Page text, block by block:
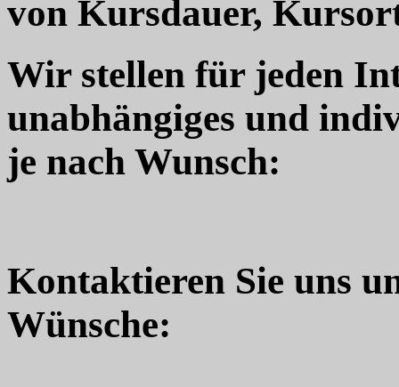
von Kursdauer,
Wir stellen für jeden
unabhängiges und
je nach Wunsch:
Kontaktieren Sie uns
Wünsche: